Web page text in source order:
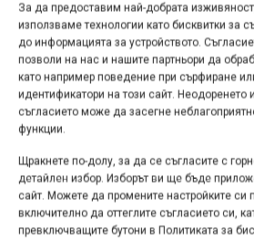
За да предоставим най-добрата
използваме технологии като бисквитки за
до информацията за устройството.
позволи на нас и нашите партньори да
като например поведение при сърфиране
идентификатори на този сайт. Неодоренето
съгласието може да засегне
функции.
Щракнете по-долу, за да се съгласите с
детайлен избор. Изборът ви ще бъде
сайт. Можете да промените настройките си
включително да оттеглите съгласието си,
превключващите бутони в Политиката за
При 13–14 годишните първото
Петров от Riders United с отлично
1:32.91) и Стоил Миланов (Riders